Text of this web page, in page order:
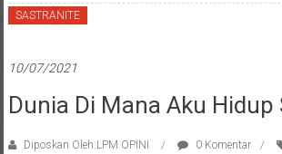
SASTRANITE
10/07/2021
Dunia Di Mana Aku Hidup
Diposkan Oleh:LPM OPINI 0 Komentar